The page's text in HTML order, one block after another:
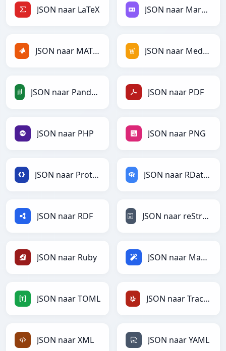
JSON naar LaTeX JSON naar Markdown
JSON naar MATLAB JSON naar MediaWiki
JSON naar PandasDataFrame JSON naar PDF
JSON naar PHP JSON naar PNG
JSON naar Protobuf JSON naar RDataFrame
JSON naar RDF JSON naar reStructuredText
JSON naar Ruby JSON naar Magic
JSON naar TOML JSON naar TracWiki
JSON naar XML JSON naar YAML